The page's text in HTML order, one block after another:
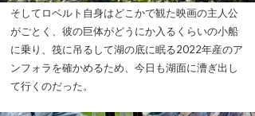
そしてロベルト自身はどこかで観た映画の主人公
がごとく、彼の巨体がどうにか入るくらいの小船
に乗り、筏に吊るして湖の底に眠る2022年産のア
ンフォラを確かめるため、今日も湖面に漕ぎ出し
て行くのだった。